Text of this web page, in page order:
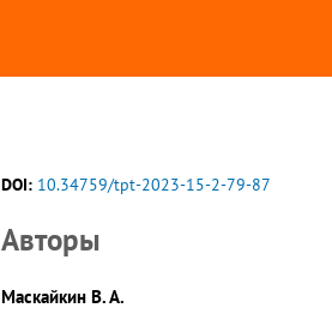
DOI: 10.34759/tpt-2023-15-2-79-87
Авторы
Маскайкин В. А.